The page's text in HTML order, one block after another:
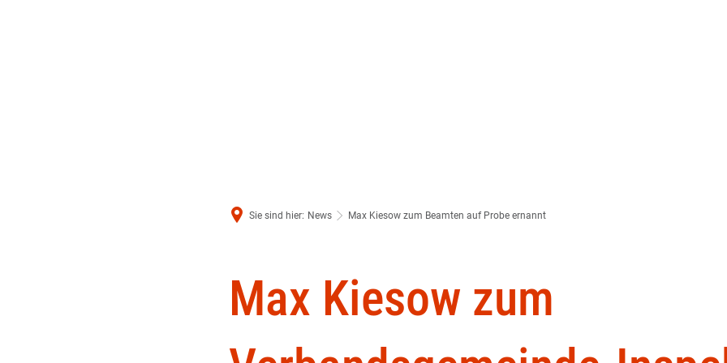
Sie sind hier: News Max Kiesow zum Beamten auf Probe ernannt
Max Kiesow zum